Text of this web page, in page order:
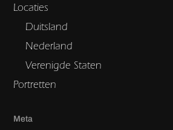
Locaties
Duitsland
Nederland
Verenigde Staten
Portretten
Meta